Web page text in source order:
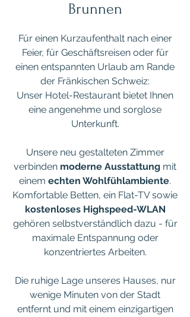
Brunnen
Für einen Kurzaufenthalt nach einer
Feier, für Geschäftsreisen oder für
einen entspannten Urlaub am Rande
der Fränkischen Schweiz:
Unser Hotel-Restaurant bietet Ihnen
eine angenehme und sorglose
Unterkunft.
Unsere neu gestalteten Zimmer
verbinden moderne Ausstattung mit
einem echten Wohlfühlambiente.
Komfortable Betten, ein Flat-TV sowie
kostenloses Highspeed-WLAN
gehören selbstverständlich dazu - für
maximale Entspannung oder
konzentriertes Arbeiten.
Die ruhige Lage unseres Hauses, nur
wenige Minuten von der Stadt
entfernt und mit einem einzigartigen